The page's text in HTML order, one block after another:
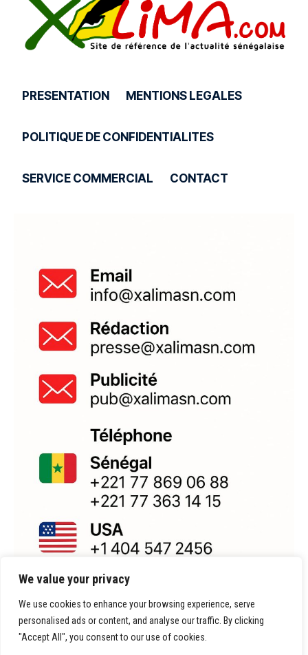
We value your privacy
We use cookies to enhance your browsing experience, serve
personalised ads or content, and analyse our traffic. By clicking
"Accept All", you consent to our use of cookies.
PRESENTATION MENTIONS LEGALES
POLITIQUE DE CONFIDENTIALITES
SERVICE COMMERCIAL CONTACT